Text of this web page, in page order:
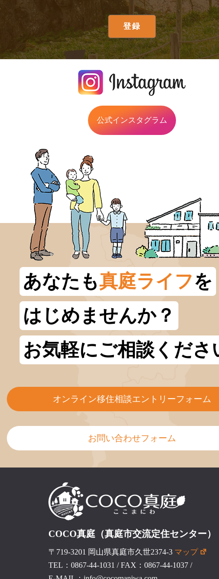
公式インスタグラム
あなたも真庭ライフを
はじめませんか？
お気軽にご相談くださ
オンライン移住相談エントリーフォーム
お問い合わせフォーム
COCO真庭（真庭市交流定住センター）
〒719-3201 岡山県真庭市久世2374-3 マップ
TEL：0867-44-1031 /FAX：0867-44-1037/